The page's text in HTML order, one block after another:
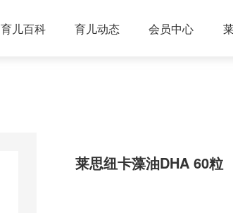
育儿百科 育儿动态 会员中心
莱思纽卡藻油DHA 60粒